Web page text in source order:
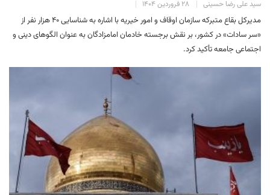
سید علی رضا حسینی ۲۸ فروردین ۱۴۰۴
مدیرکل بقاع متبرکه سازمان اوقاف و امور خیریه با اشاره به شناسایی ۴۰ هزار نفر از
«سر سادات» در کشور، بر نقش برجسته خادمان امامزادگان به عنوان الگوهای دینی و
اجتماعی جامعه تأکید کرد.